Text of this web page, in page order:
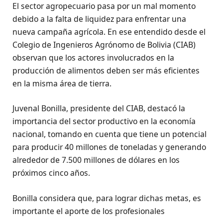
El sector agropecuario pasa por un mal momento
debido a la falta de liquidez para enfrentar una
nueva campaña agrícola. En ese entendido desde el
Colegio de Ingenieros Agrónomo de Bolivia (CIAB)
observan que los actores involucrados en la
producción de alimentos deben ser más eficientes
en la misma área de tierra.
Juvenal Bonilla, presidente del CIAB, destacó la
importancia del sector productivo en la economía
nacional, tomando en cuenta que tiene un potencial
para producir 40 millones de toneladas y generando
alrededor de 7.500 millones de dólares en los
próximos cinco años.
Bonilla considera que, para lograr dichas metas, es
importante el aporte de los profesionales